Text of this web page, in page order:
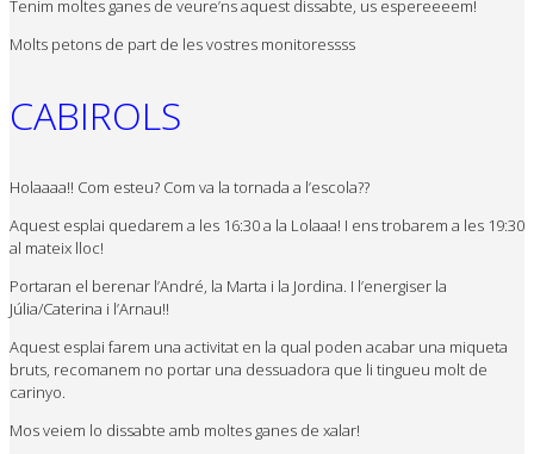
Tenim moltes ganes de veure’ns aquest dissabte, us espereeeem!
Molts petons de part de les vostres monitoressss
CABIROLS
Holaaaa!! Com esteu? Com va la tornada a l’escola??
Aquest esplai quedarem a les 16:30 a la Lolaaa! I ens trobarem a les 19:30
al mateix lloc!
Portaran el berenar l’André, la Marta i la Jordina. I l’energiser la
Júlia/Caterina i l’Arnau!!
Aquest esplai farem una activitat en la qual poden acabar una miqueta
bruts, recomanem no portar una dessuadora que li tingueu molt de
carinyo.
Mos veiem lo dissabte amb moltes ganes de xalar!